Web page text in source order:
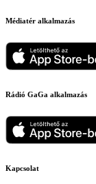
Médiatér alkalmazás
Rádió GaGa alkalmazás
Kapcsolat